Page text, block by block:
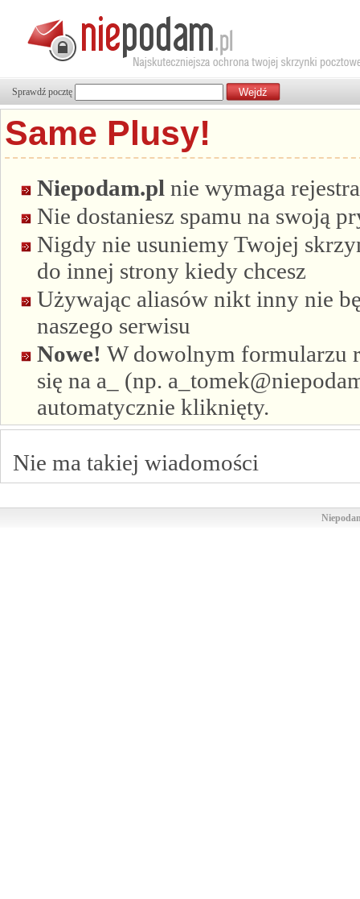
Sprawdź pocztę
Same Plusy!
Niepodam.pl nie wymaga
Nie dostaniesz spamu na swoją
Nigdy nie usuniemy Twojej
do innej strony kiedy chcesz
Używając aliasów nikt inny nie
naszego serwisu
Nowe! W dowolnym formularzu
się na a_ (np.
automatycznie kliknięty.
Nie ma takiej wiadomości